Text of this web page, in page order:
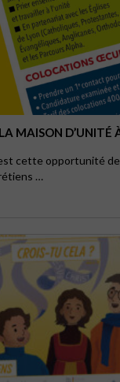
MAISON D’UNITÉ
cette opportunité
…